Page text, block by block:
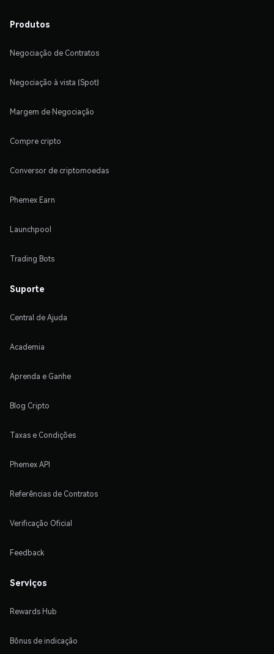
Produtos
Negociação de Contratos
Negociação à vista (Spot)
Margem de Negociação
Compre cripto
Conversor de criptomoedas
Phemex Earn
Launchpool
Trading Bots
Suporte
Central de Ajuda
Academia
Aprenda e Ganhe
Blog Cripto
Taxas e Condições
Phemex API
Referências de Contratos
Verificação Oficial
Feedback
Serviços
Rewards Hub
Bônus de indicação